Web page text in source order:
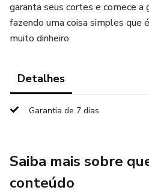
garanta seus cortes e comece a
fazendo uma coisa simples que
muito dinheiro
Detalhes
Garantia de 7 dias
Saiba mais sobre
conteúdo